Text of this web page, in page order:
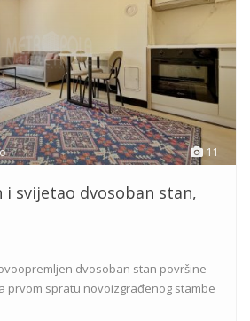
11
i svijetao dvosoban stan,
dvosoban stan površine
prvom spratu novoizgrađenog stambe